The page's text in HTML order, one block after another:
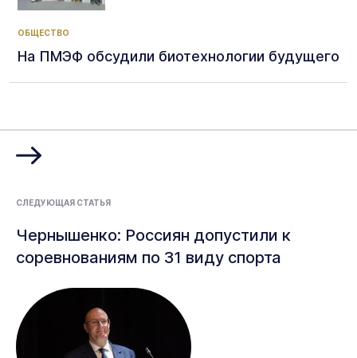
ОБЩЕСТВО
На ПМЭФ обсудили биотехнологии будущего
СЛЕДУЮЩАЯ СТАТЬЯ
Чернышенко: Россиян допустили к
соревнованиям по 31 виду спорта